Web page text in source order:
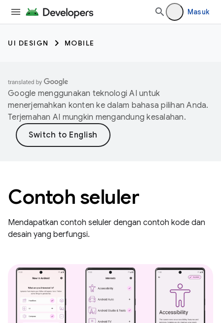
Masuk
UI DESIGN MOBILE
Google menggunakan teknologi AI untuk
menerjemahkan konten ke dalam bahasa pilihan Anda.
Terjemahan AI mungkin mengandung kesalahan.
Contoh seluler
Mendapatkan contoh seluler dengan contoh kode dan
desain yang berfungsi.